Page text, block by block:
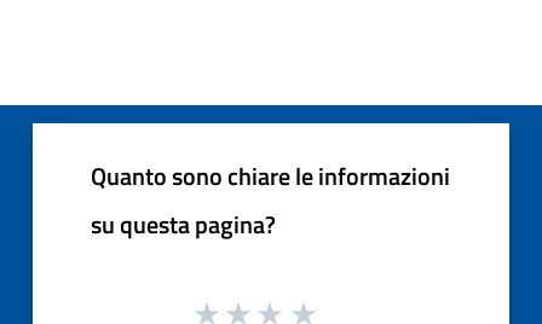
Quanto sono chiare le informazioni
su questa pagina?